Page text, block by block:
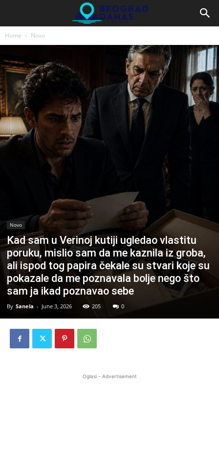
Home Novo
Novo
Kad sam u Verinoj kutiji ugledao vlastitu
poruku, mislio sam da me kaznila iz groba,
ali ispod tog papira čekale su stvari koje su
pokazale da me poznavala bolje nego što
sam ja ikad poznavao sebe
By Sanela - June 3, 2026 205 0
Oglasi - Advertisement